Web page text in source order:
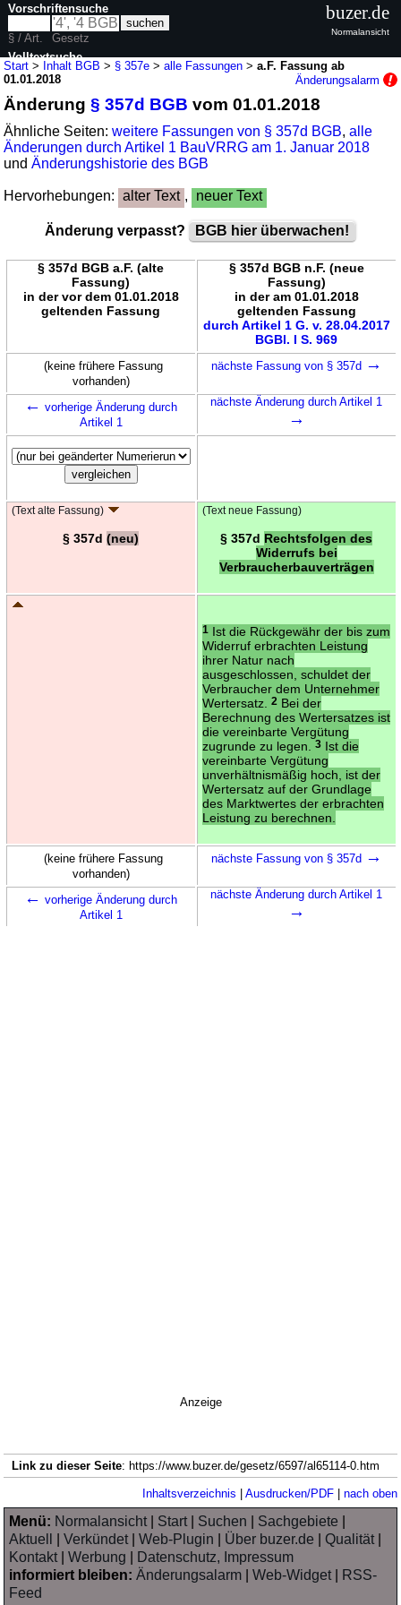
Start > Inhalt BGB > § 357e >alle Fassungen >a.F. Fassung ab
01.01.2018
Änderungsalarm
Änderung§ 357d BGB vom 01.01.2018
Ähnliche Seiten:weitere Fassungen von § 357d BGB,alle
Änderungen durch Artikel 1 BauVRRG am 1. Januar 2018
undÄnderungshistorie des BGB
Hervorhebungen: alter Text , neuer Text
Änderung verpasst? BGB hier überwachen!
§ 357d BGB a.F. (alte
Fassung)
in der vor dem 01.01.2018
geltenden Fassung
§ 357d BGB n.F. (neue
Fassung)
in der am 01.01.2018
geltenden Fassung
durch Artikel 1 G. v. 28.04.2017
BGBl. I S. 969
(keine frühere Fassung
vorhanden)
nächste Fassung von § 357d →
← vorherige Änderung durch
Artikel 1
nächste Änderung durch Artikel 1
→
(Text alte Fassung)
§ 357d (neu)
(Text neue Fassung)
§ 357d Rechtsfolgen des
Widerrufs bei
Verbraucherbauverträgen
1Ist die Rückgewähr der bis zum
Widerruf erbrachten Leistung
ihrer Natur nach
ausgeschlossen, schuldet der
Verbraucher dem Unternehmer
Wertersatz.
2Bei der
Berechnung des Wertersatzes ist
die vereinbarte Vergütung
zugrunde zu legen.
3Ist die
vereinbarte Vergütung
unverhältnismäßig hoch, ist der
Wertersatz auf der Grundlage
des Marktwertes der erbrachten
Leistung zu berechnen.
(keine frühere Fassung
vorhanden)
nächste Fassung von § 357d →
← vorherige Änderung durch
Artikel 1
nächste Änderung durch Artikel 1
→
Vorschriftensuche
§ / Art.
Gesetz
Volltextsuche
buzer.de
Normalansicht
Anzeige
Link zu dieser Seite: https://www.buzer.de/gesetz/6597/al65114-0.htm
Inhaltsverzeichnis | Ausdrucken/PDF| nach oben
Menü: Normalansicht| Start| Suchen Sachgebiete
Aktuell
|Verkündet|Web-Plugin Über buzer.de |Qualität|
Kontakt|Werbung
Datenschutz, Impressum
informiert bleiben: Änderungsalarm |Web-Widget|
RSS-
Feed